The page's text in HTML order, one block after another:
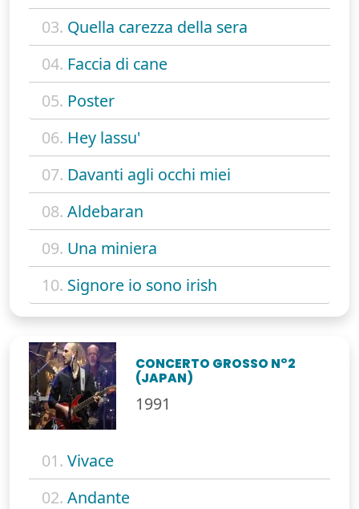
03. Quella carezza della sera
04. Faccia di cane
05. Poster
06. Hey lassu'
07. Davanti agli occhi miei
08. Aldebaran
09. Una miniera
10. Signore io sono irish
CONCERTO GROSSO N°2
(JAPAN)
1991
01. Vivace
02. Andante